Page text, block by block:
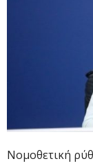
Νομοθετική